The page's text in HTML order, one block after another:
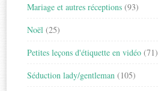
Mariage et autres réceptions (93)
Noël (25)
Petites leçons d'étiquette en vidéo (71)
Séduction lady/gentleman (105)